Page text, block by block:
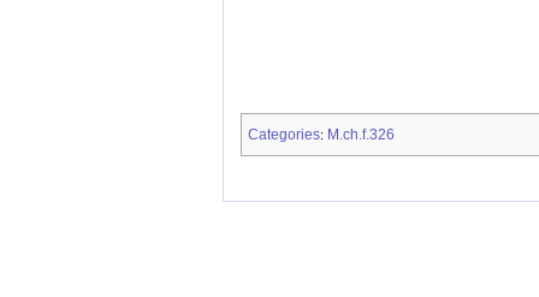
Categories: M.ch.f.326